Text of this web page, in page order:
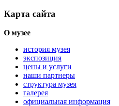
Карта сайта
О музее
история музея
экспозиция
цены и услуги
наши партнеры
структура музея
галерея
официальная информация